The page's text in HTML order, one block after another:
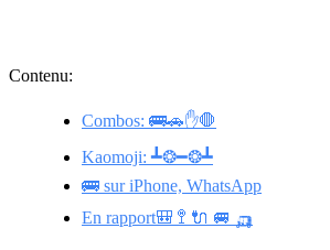
Contenu:
Combos: 🚌🚗✋🛑
Kaomoji: ┻❂━❂┻
🚌 sur iPhone, WhatsApp
En rapport🎒 🚏 🔌 🚐 🛺